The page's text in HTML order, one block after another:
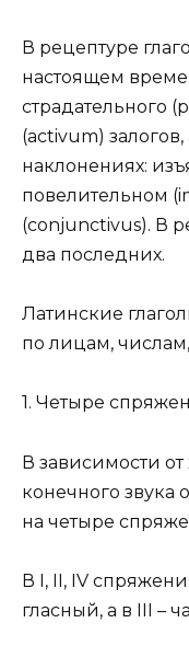
В рецептуре
настоящем
страдательного
(activum)
наклонениях:
повелительном
(conjunctivus). В
два последних.
Латинские
по лицам,
1. Четыре
В зависимости от
конечного звука
на четыре
В I, II, IV
гласный, а в III –